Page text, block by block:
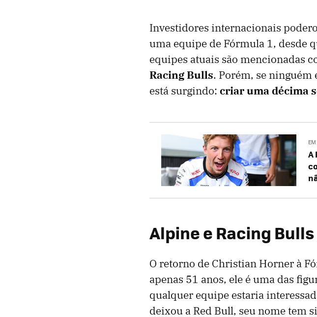
Investidores internacionais
uma equipe de Fórmula 1, desde
equipes atuais são mencionadas
Racing Bulls. Porém, se ninguém
está surgindo: criar uma décima
A
Alpine e Racing
O retorno de Christian Horner à
apenas 51 anos, ele é uma das
qualquer equipe estaria
deixou a Red Bull, seu nome tem